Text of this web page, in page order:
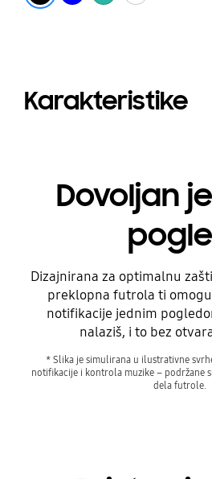
Karakteristike
Dovoljan
Dizajnirana za optimalnu
preklopna futrola ti
notifikacije jednim
nalaziš, i to bez
* Slika je simulirana u ilustrativne
notifikacije i kontrola muzike – podržane
dela futrole.